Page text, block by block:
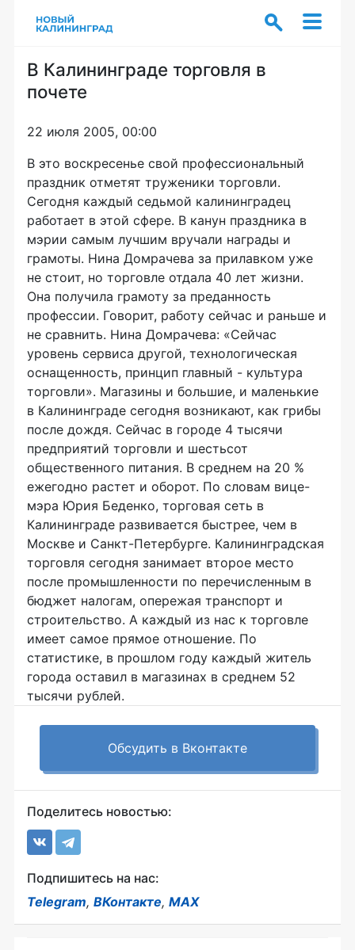
В Калининграде торговля в
почете
22 июля 2005, 00:00
В это воскресенье свой профессиональный
праздник отметят труженики торговли.
Сегодня каждый седьмой калининградец
работает в этой сфере. В канун праздника в
мэрии самым лучшим вручали награды и
грамоты. Нина Домрачева за прилавком уже
не стоит, но торговле отдала 40 лет жизни.
Она получила грамоту за преданность
профессии. Говорит, работу сейчас и раньше и
не сравнить. Нина Домрачева: «Сейчас
уровень сервиса другой, технологическая
оснащенность, принцип главный - культура
торговли». Магазины и большие, и маленькие
в Калининграде сегодня возникают, как грибы
после дождя. Сейчас в городе 4 тысячи
предприятий торговли и шестьсот
общественного питания. В среднем на 20 %
ежегодно растет и оборот. По словам вице-
мэра Юрия Беденко, торговая сеть в
Калининграде развивается быстрее, чем в
Москве и Санкт-Петербурге. Калининградская
торговля сегодня занимает второе место
после промышленности по перечисленным в
бюджет налогам, опережая транспорт и
строительство. А каждый из нас к торговле
имеет самое прямое отношение. По
статистике, в прошлом году каждый житель
города оставил в магазинах в среднем 52
тысячи рублей.
Обсудить в Вконтакте
Поделитесь новостью:
Подпишитесь на нас:
Telegram, ВКонтакте, MAX